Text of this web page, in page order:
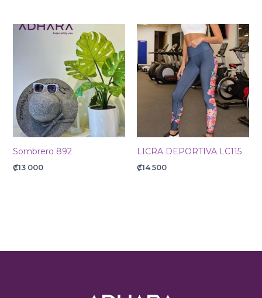
Sombrero 892
₡13 000
LICRA DEPORTIVA LC115
₡14 500